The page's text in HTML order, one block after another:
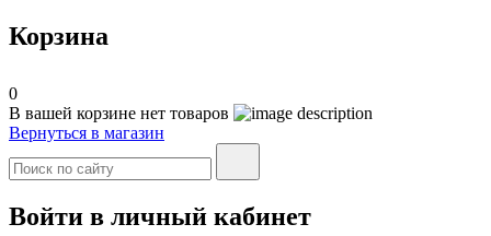
Корзина
0
В вашей корзине нет товаров
Вернуться в магазин
Войти в личный кабинет